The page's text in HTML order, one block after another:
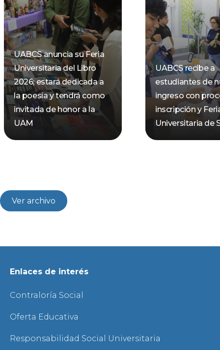
UABCS anuncia su Feria
Universitaria del Libro
2026; estará dedicada a
la poesía y tendrá como
invitada de honor a la
UAM
UABCS recibe a
estudiantes de
ingreso con
inscripción y
Universitaria de
Ver archivo
Enlaces de interés
Contraloría Social
Oferta Educativa
Responsabilidad Social Universitaria